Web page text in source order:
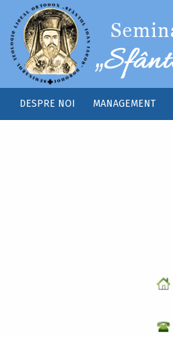
Sari la conținutul principal
Main
DESPRE NOI MANAGEMENT